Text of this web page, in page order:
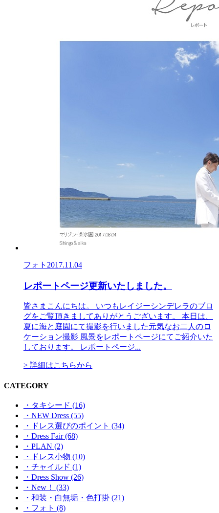
フォト 2017.11.04
レポートページ更新いたしました。
皆さまこんにちは。 いつもレイジーシンデレラのブロ
グをご覧頂きましてありがとうございます。 本日は、
夏に海と庭園にて撮影を行いました元気なお二人のロ
ケーション撮影 風景をレポートページにてご紹介いた
しております。 レポートページ...
> 詳細はこちらから
CATEGORY
・タキシード (16)
・NEW Dress (55)
・ドレス選びのポイント (34)
・Dress Fair (68)
・PLAN (2)
・ドレス小物 (10)
・チャイルド (1)
・Dress Show (26)
・New！ (33)
・和装・白無垢・色打掛 (21)
・フォト (8)